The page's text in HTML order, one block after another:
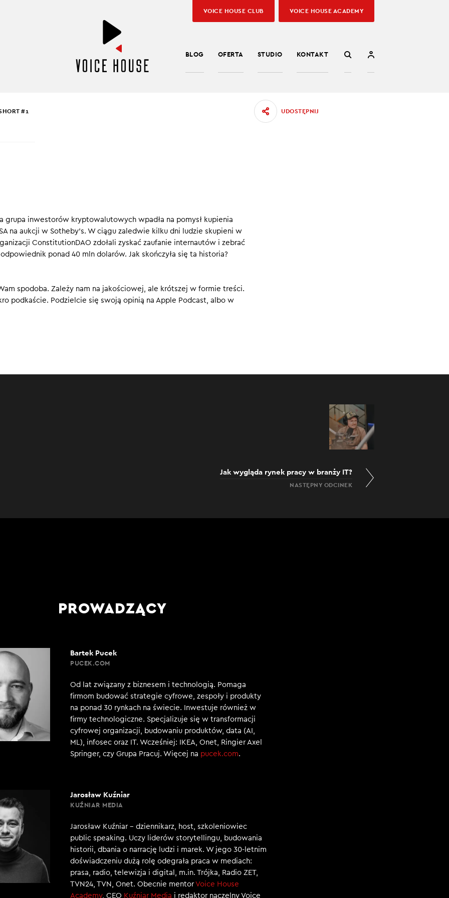
BLOG OFERTA STUDIO KONTAKT
VOICE HOUSE CLUB VOICE HOUSE ACADEMY
00:00
#1 UDOSTĘPNIJ
grupa inwestorów kryptowalutowych wpadła na pomysł kupienia
na aukcji w Sotheby’s. W ciągu zaledwie kilku dni ludzie skupieni w
ConstitutionDAO zdołali zyskać zaufanie internautów i zebrać
ponad 40 mln dolarów. Jak skończyła się ta historia?
spodoba. Zależy nam na jakościowej, ale krótszej w formie treści.
podkaście. Podzielcie się swoją opinią na Apple Podcast, albo w
Jak wygląda rynek pracy w branży IT?
NASTĘPNY ODCINEK
PROWADZĄCY
Bartek Pucek
PUCEK.COM
Od lat związany z biznesem i technologią. Pomaga
firmom budować strategie cyfrowe, zespoły i produkty
na ponad 30 rynkach na świecie. Inwestuje również w
firmy technologiczne. Specjalizuje się w transformacji
cyfrowej organizacji, budowaniu produktów, data (AI,
ML), infosec oraz IT. Wcześniej: IKEA, Onet, Ringier Axel
Springer, czy Grupa Pracuj. Więcej na pucek.com.
Jarosław Kuźniar
KUŹNIAR MEDIA
Jarosław Kuźniar – dziennikarz, host, szkoleniowiec
public speaking. Uczy liderów storytellingu, budowania
historii, dbania o narrację ludzi i marek. W jego 30-letnim
doświadczeniu dużą rolę odegrała praca w mediach:
prasa, radio, telewizja i digital, m.in. Trójka, Radio ZET,
TVN24, TVN, Onet. Obecnie mentorVoice House
Academy, CEO Kuźniar Media i redaktor naczelny Voice